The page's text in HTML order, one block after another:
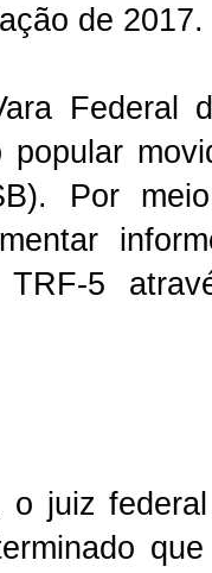
de 2017.
Federal
Por
5
juiz